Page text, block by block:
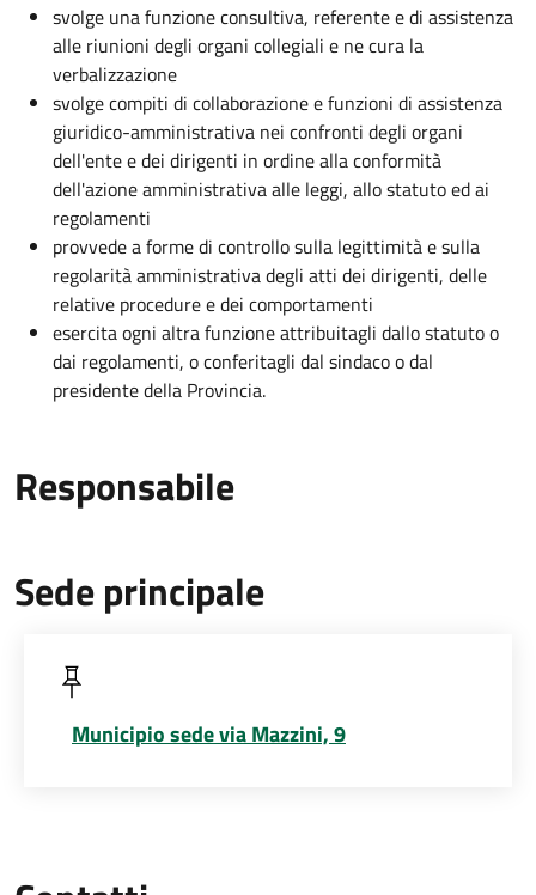
svolge una funzione consultiva, referente e di assistenza
alle riunioni degli organi collegiali e ne cura la
verbalizzazione
svolge compiti di collaborazione e funzioni di assistenza
giuridico-amministrativa nei confronti degli organi
dell'ente e dei dirigenti in ordine alla conformità
dell'azione amministrativa alle leggi, allo statuto ed ai
regolamenti
provvede a forme di controllo sulla legittimità e sulla
regolarità amministrativa degli atti dei dirigenti, delle
relative procedure e dei comportamenti
esercita ogni altra funzione attribuitagli dallo statuto o
dai regolamenti, o conferitagli dal sindaco o dal
presidente della Provincia.
Responsabile
Sede principale
Municipio sede via Mazzini, 9